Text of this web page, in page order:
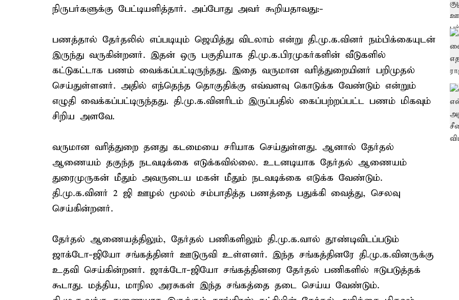
நிருபர்களுக்கு பேட்டியளித்தார். அப்போது அவர் கூறியதாவது:-
பணத்தால் தேர்தலில் எப்படியும் ஜெயித்து விடலாம் என்று தி.மு.க.வினர் நம்பிக்கையுடன்
இருந்து வருகின்றனர். இதன் ஒரு பகுதியாக தி.மு.க.பிரமுகர்களின் வீடுகளில்
கட்டுகட்டாக பணம் வைக்கப்பட்டிருந்தது. இதை வருமான வரித்துறையினர் பறிமுதல்
செய்துள்ளனர். அதில் எந்தெந்த தொகுதிக்கு எவ்வளவு கொடுக்க வேண்டும் என்றும்
எழுதி வைக்கப்பட்டிருந்தது. தி.மு.க.வினரிடம் இருப்பதில் கைப்பற்றப்பட்ட பணம் மிகவும்
சிறிய அளவே.
வருமான வரித்துறை தனது கடமையை சரியாக செய்துள்ளது. ஆனால் தேர்தல்
ஆணையம் தகுந்த நடவடிக்கை எடுக்கவில்லை. உடனடியாக தேர்தல் ஆணையம்
துரைமுருகன் மீதும் அவருடைய மகன் மீதும் நடவடிக்கை எடுக்க வேண்டும்.
தி.மு.க.வினர் 2 ஜி ஊழல் மூலம் சம்பாதித்த பணத்தை பதுக்கி வைத்து, செலவு
செய்கின்றனர்.
தேர்தல் ஆணையத்திலும், தேர்தல் பணிகளிலும் தி.மு.க.வால் தூண்டிவிடப்படும்
ஜாக்டோ-ஜியோ சங்கத்தினர் ஊடுருவி உள்ளனர். இந்த சங்கத்தினரே தி.மு.க.வினருக்கு
உதவி செய்கின்றனர். ஜாக்டோ-ஜியோ சங்கத்தினரை தேர்தல் பணிகளில் ஈடுபடுத்தக்
கூடாது. மத்திய, மாநில அரசுகள் இந்த சங்கத்தை தடை செய்ய வேண்டும்.